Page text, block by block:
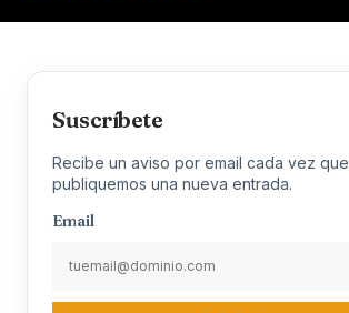
Suscríbete
Recibe un aviso por email cada vez que
publiquemos una nueva entrada.
Email